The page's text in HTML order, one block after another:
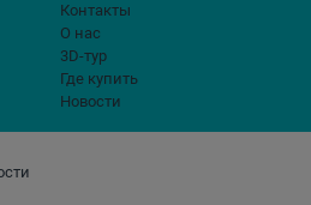
Контакты
О нас
3D-тур
Где купить
Новости